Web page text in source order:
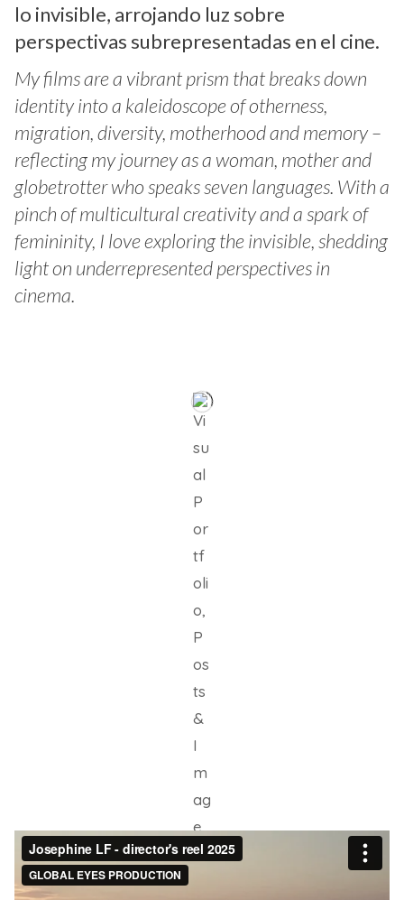
lo invisible, arrojando luz sobre
perspectivas subrepresentadas en el cine.
My films are a vibrant prism that breaks down
identity into a kaleidoscope of otherness,
migration, diversity, motherhood and memory –
reflecting my journey as a woman, mother and
globetrotter who speaks seven languages. With a
pinch of multicultural creativity and a spark of
femininity, I love exploring the invisible, shedding
light on underrepresented perspectives in
cinema.